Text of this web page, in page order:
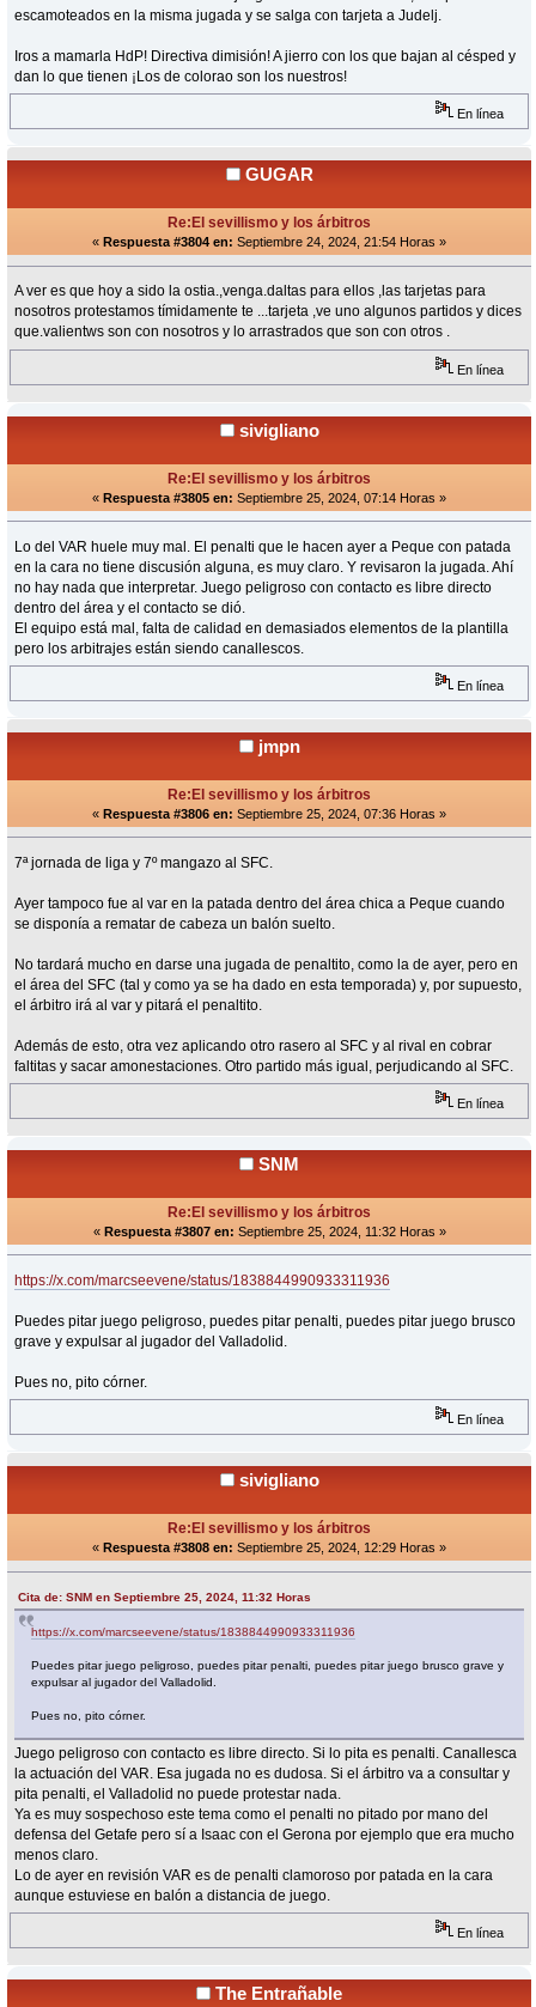
escamoteados en la misma jugada y se salga con tarjeta a Judelj.
Iros a mamarla HdP! Directiva dimisión! A jierro con los que bajan al césped y
dan lo que tienen ¡Los de colorao son los nuestros!
En línea
GUGAR
Re:El sevillismo y los árbitros
« Respuesta #3804 en: Septiembre 24, 2024, 21:54 Horas »
A ver es que hoy a sido la ostia.,venga.daltas para ellos ,las tarjetas para
nosotros protestamos tímidamente te ...tarjeta ,ve uno algunos partidos y dices
que.valientws son con nosotros y lo arrastrados que son con otros .
En línea
sivigliano
Re:El sevillismo y los árbitros
« Respuesta #3805 en: Septiembre 25, 2024, 07:14 Horas »
Lo del VAR huele muy mal. El penalti que le hacen ayer a Peque con patada
en la cara no tiene discusión alguna, es muy claro. Y revisaron la jugada. Ahí
no hay nada que interpretar. Juego peligroso con contacto es libre directo
dentro del área y el contacto se dió.
El equipo está mal, falta de calidad en demasiados elementos de la plantilla
pero los arbitrajes están siendo canallescos.
En línea
jmpn
Re:El sevillismo y los árbitros
« Respuesta #3806 en: Septiembre 25, 2024, 07:36 Horas »
7ª jornada de liga y 7º mangazo al SFC.
Ayer tampoco fue al var en la patada dentro del área chica a Peque cuando
se disponía a rematar de cabeza un balón suelto.
No tardará mucho en darse una jugada de penaltito, como la de ayer, pero en
el área del SFC (tal y como ya se ha dado en esta temporada) y, por supuesto,
el árbitro irá al var y pitará el penaltito.
Además de esto, otra vez aplicando otro rasero al SFC y al rival en cobrar
faltitas y sacar amonestaciones. Otro partido más igual, perjudicando al SFC.
En línea
SNM
Re:El sevillismo y los árbitros
« Respuesta #3807 en: Septiembre 25, 2024, 11:32 Horas »
https://x.com/marcseevene/status/1838844990933311936
Puedes pitar juego peligroso, puedes pitar penalti, puedes pitar juego brusco
grave y expulsar al jugador del Valladolid.
Pues no, pito córner.
En línea
sivigliano
Re:El sevillismo y los árbitros
« Respuesta #3808 en: Septiembre 25, 2024, 12:29 Horas »
Cita de: SNM en Septiembre 25, 2024, 11:32 Horas
https://x.com/marcseevene/status/1838844990933311936
Puedes pitar juego peligroso, puedes pitar penalti, puedes pitar juego brusco grave y
expulsar al jugador del Valladolid.
Pues no, pito córner.
Juego peligroso con contacto es libre directo. Si lo pita es penalti. Canallesca
la actuación del VAR. Esa jugada no es dudosa. Si el árbitro va a consultar y
pita penalti, el Valladolid no puede protestar nada.
Ya es muy sospechoso este tema como el penalti no pitado por mano del
defensa del Getafe pero sí a Isaac con el Gerona por ejemplo que era mucho
menos claro.
Lo de ayer en revisión VAR es de penalti clamoroso por patada en la cara
aunque estuviese en balón a distancia de juego.
En línea
The Entrañable